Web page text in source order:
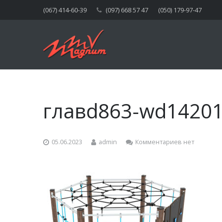
(067) 414-60-39 (097) 668 57 47 (050) 179-97-47
главd863-
05.06.2023 admin Комментариев нет